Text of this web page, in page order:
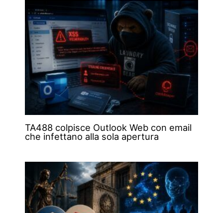
TA488 colpisce Outlook Web con email
che infettano alla sola apertura